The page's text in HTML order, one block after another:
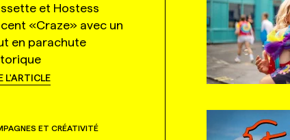
et Hostess
«Craze» avec un
en parachute
L'ARTICLE
ET CRÉATIVITÉ